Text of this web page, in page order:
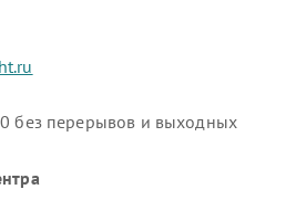
без перерывов и выходных